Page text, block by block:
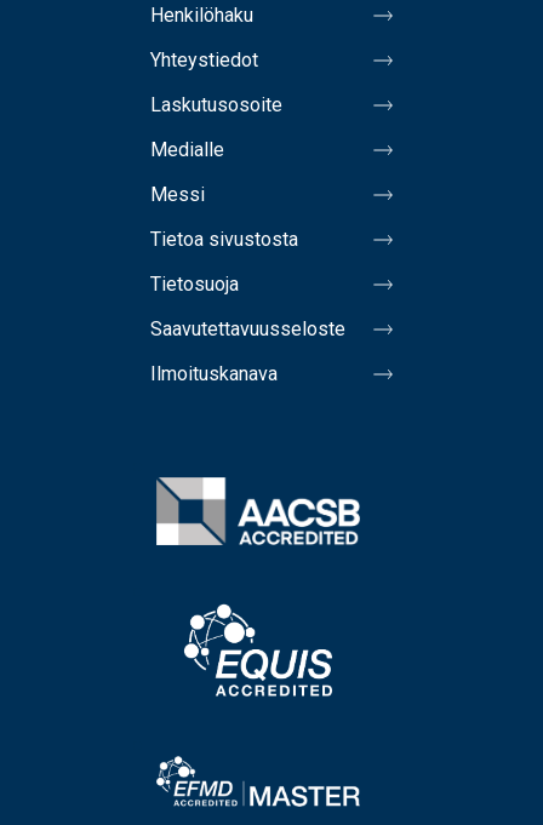
Henkilöhaku
Yhteystiedot
Laskutusosoite
Medialle
Messi
Tietoa sivustosta
Tietosuoja
Saavutettavuusseloste
Ilmoituskanava
Image
Image
Image